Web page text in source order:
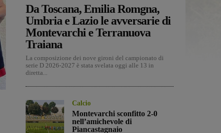
Da Toscana, Emilia Romgna,
Umbria e Lazio le avversarie di
Montevarchi e Terranuova
Traiana
La composizione dei nove gironi del campionato di
serie D 2026-2027 è stata svelata oggi alle 13 in
diretta...
Calcio
Montevarchi sconfitto 2-0
nell’amichevole di
Piancastagnaio